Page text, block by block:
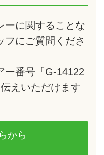
ーに関することな
フにご質問くださ
ー番号「G-14122
えいただけます
から